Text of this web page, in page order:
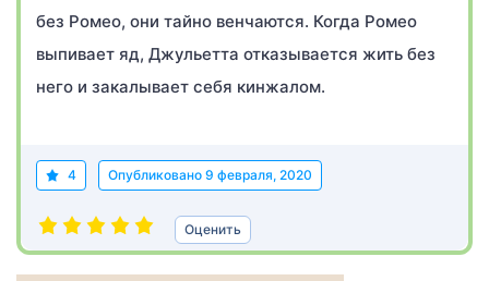
без Ромео, они тайно венчаются. Когда Ромео
выпивает яд, Джульетта отказывается жить без
него и закалывает себя кинжалом.
4 Опубликовано 9 февраля, 2020
Оценить